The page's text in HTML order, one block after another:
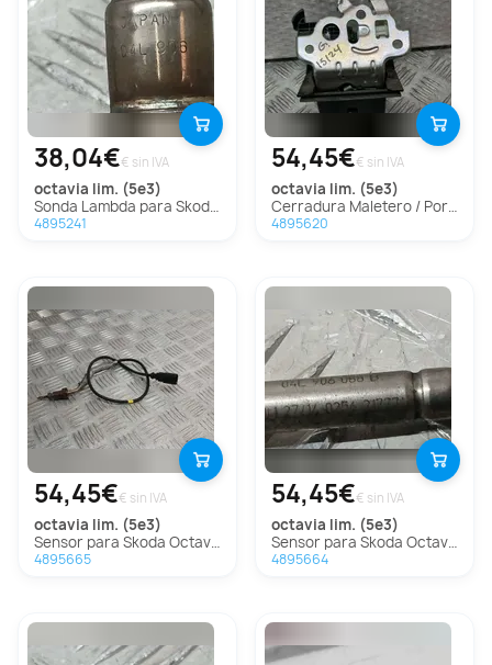
38,04€€ sin IVA
octavia lim. (5e3)
Sonda Lambda para Skoda Octavia Lim. (5E3)
4895241
54,45€€ sin IVA
octavia lim. (5e3)
Cerradura Maletero / Porton para Skoda Octavia Lim. (5E3)
4895620
54,45€€ sin IVA
octavia lim. (5e3)
Sensor para Skoda Octavia Lim. (5E3)
4895665
54,45€€ sin IVA
octavia lim. (5e3)
Sensor para Skoda Octavia Lim. (5E3)
4895664